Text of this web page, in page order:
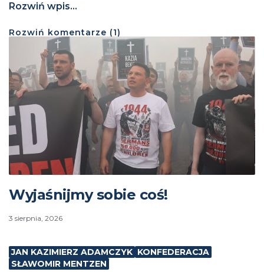
Rozwiń wpis...
Rozwiń komentarze (1)
Wyjaśnijmy sobie coś!
3 sierpnia, 2026
JAN KAZIMIERZ ADAMCZYK KONFEDERACJA
SŁAWOMIR MENTZEN